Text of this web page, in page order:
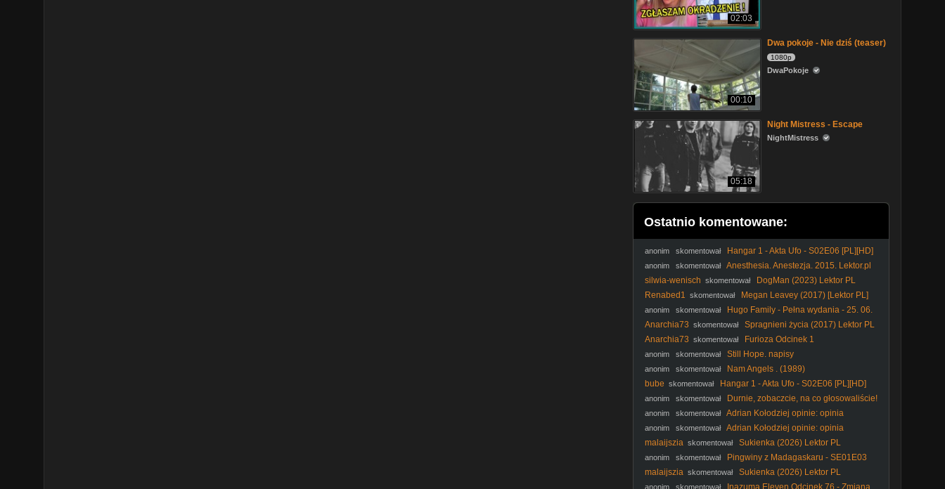
02:03
00:10
Dwa pokoje - Nie dziś (teaser)
1080p
DwaPokoje
05:18
Night Mistress - Escape
NightMistress
Ostatnio komentowane:
anonim skomentował Hangar 1 - Akta Ufo - S02E06 [PL][HD]
anonim skomentował Anesthesia. Anestezja. 2015. Lektor.pl
silwia-wenisch skomentował
DogMan (2023) Lektor PL
Renabed1 skomentował Megan Leavey (2017) [Lektor PL]
anonim skomentował
Hugo Family - Pełna wydania - 25. 06.
2005
Anarchia73 skomentował
Spragnieni życia (2017) Lektor PL
Anarchia73 skomentował Furioza Odcinek 1
anonim skomentował Still Hope. napisy
anonim skomentował
Nam Angels . (1989)
bube skomentował Hangar 1 - Akta Ufo - S02E06 [PL][HD]
anonim skomentował
Durnie, zobaczcie, na co głosowaliście!
#Nawrocki #Batyr #protestanci #wybory2025 #polityka
anonim skomentował Adrian Kołodziej opinie: opinia
uczestniczki coachingu z dnia 18. 02. 2026
anonim skomentował Adrian Kołodziej opinie: opinia
uczestniczki coachingu z dnia 18. 02. 2026
malaijszia skomentował Sukienka (2026) Lektor PL
anonim skomentował
Pingwiny z Madagaskaru - SE01E03
Sąsiad Z Księżyca - Nawiedzone Zoo
malaijszia skomentował Sukienka (2026) Lektor PL
anonim skomentował Inazuma Eleven Odcinek 76 - Zmiana